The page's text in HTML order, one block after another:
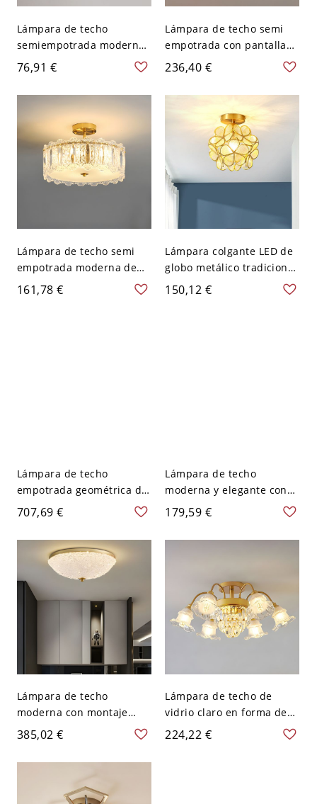
Lámpara de techo
semiempotrada moderna
de geometría dorada con
pantalla de vidrio de agua
- 110 A 120 V
76,91 €
Lámpara de techo semi
empotrada con pantalla
blanca y cristal hacia
abajo en estilo moderno -
110 A 120 V Negro 40,64
236,40 €
Lámpara de techo semi
empotrada moderna de
tambor de vidrio
transparente con fuente
161,78 €
Lámpara colgante LED de
globo metálico tradicional
de 10 pulgadas para uso
residencial
150,12 €
Lámpara de techo
empotrada geométrica de
níquel cepillado moderno
con pantalla de vidrio
transparente de agua -
110 A 120 V 59,69 cm
707,69 €
Lámpara de techo
moderna y elegante con
pantalla de vidrio y
montaje empotrado en
tambor de color blanco -
179,59 €
Lámpara de techo
moderna con montaje
empotrado en tambor
dorado y pantalla de
vidrio transparente con
385,02 €
Lámpara de techo de
vidrio claro en forma de
campana elegante para
ambiente contemporáneo
224,22 €